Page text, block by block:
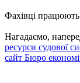
Фахівці
Нагадаємо,
ресурси судової
сайт Бюро